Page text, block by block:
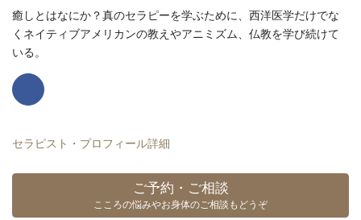
癒しとはなにか？真のセラピーを学ぶために、西洋医学だけでな
くネイティブアメリカンの教えやアニミズム、仏教を学び続けて
いる。
セラピスト・プロフィール詳細
ご予約・ご相談
こころの悩みやお身体のご相談もどうぞ